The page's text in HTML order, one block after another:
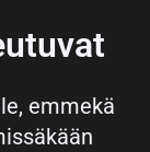
emmekä